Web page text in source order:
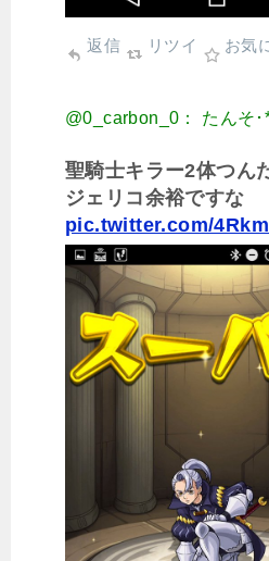
返信 リツイ お気
@0_carbon_0： たんそ･
聖騎士キラー2体つん
ジェリコ余裕ですな
pic.twitter.com/